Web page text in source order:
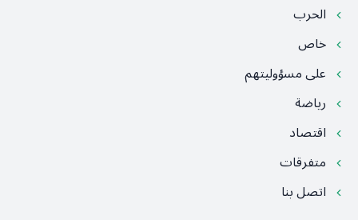
الحرب
خاص
على مسؤوليتهم
رياضة
اقتصاد
متفرقات
اتصل بنا